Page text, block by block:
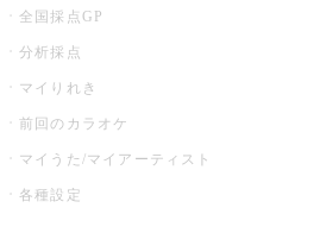
全国採点GP
分析採点
マイりれき
前回のカラオケ
マイうた/マイアーティスト
各種設定